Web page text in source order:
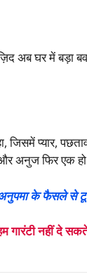
ज़िद अब घर में
जिसमें प्यार,
अनुज फिर एक हो
के फैसले से
गारंटी नहीं दे